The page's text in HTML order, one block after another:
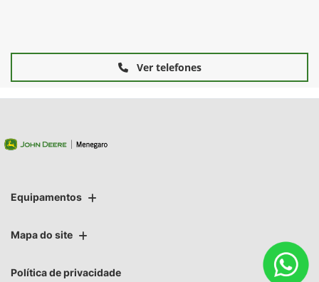
Ver telefones
Equipamentos
Mapa do site
Política de privacidade